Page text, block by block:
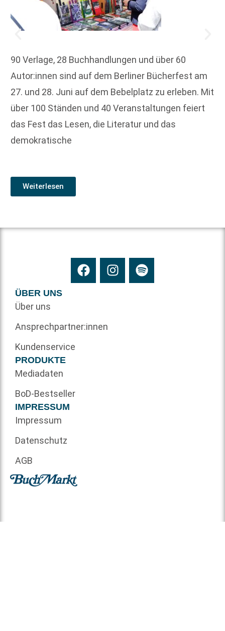
90 Verlage, 28 Buchhandlungen und über 60
Autor:innen sind auf dem Berliner Bücherfest am
27. und 28. Juni auf dem Bebelplatz zu erleben. Mit
über 100 Ständen und 40 Veranstaltungen feiert
das Fest das Lesen, die Literatur und das
demokratische
Weiterlesen
ÜBER UNS
Über uns
Ansprechpartner:innen
Kundenservice
PRODUKTE
Mediadaten
BoD-Bestseller
IMPRESSUM
Impressum
Datenschutz
AGB